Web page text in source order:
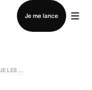
Je me lance
LES ...